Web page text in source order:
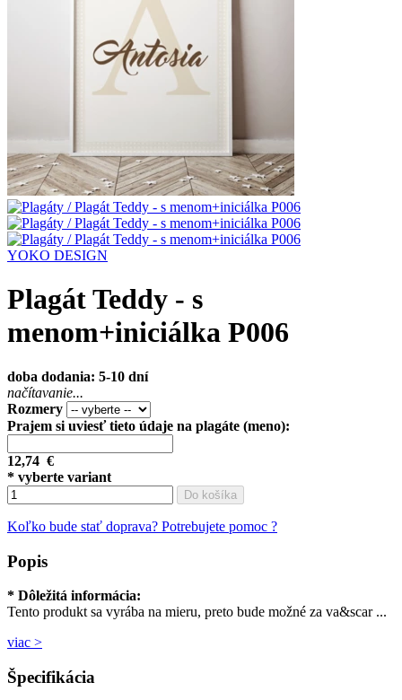
YOKO DESIGN
Plagát Teddy - s
menom+iniciálka P006
doba dodania: 5-10 dní
načítavanie...
Rozmery
Prajem si uviesť tieto údaje na plagáte (meno):
12,74 €
* vyberte variant
Do košíka
Koľko bude stať doprava? Potrebujete pomoc ?
Popis
* Dôležitá informácia:
Tento produkt sa vyrába na mieru, preto bude možné za va&scar ...
viac >
Špecifikácia